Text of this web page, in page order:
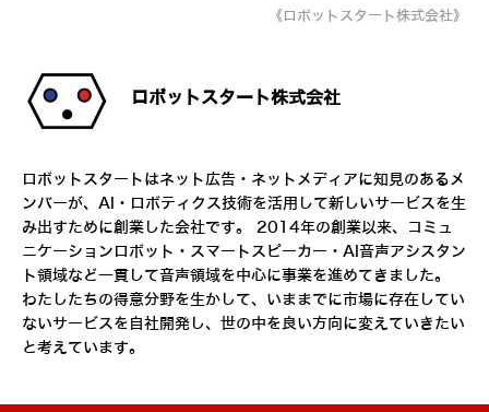
《ロボットスタート株式会社》
ロボットスタート株式会社
ロボットスタートはネット広告・ネットメディアに知見のあるメ
ンバーが、AI・ロボティクス技術を活用して新しいサービスを生
み出すために創業した会社です。 2014年の創業以来、コミュ
ニケーションロボット・スマートスピーカー・AI音声アシスタン
ト領域など一貫して音声領域を中心に事業を進めてきました。
わたしたちの得意分野を生かして、いままでに市場に存在してい
ないサービスを自社開発し、世の中を良い方向に変えていきたい
と考えています。